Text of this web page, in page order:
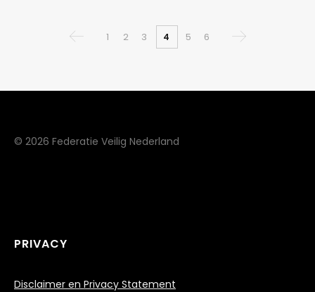
1 2 3 4 5 6
© 2026 Federatie Veilig Nederland
PRIVACY
Disclaimer en Privacy Statement